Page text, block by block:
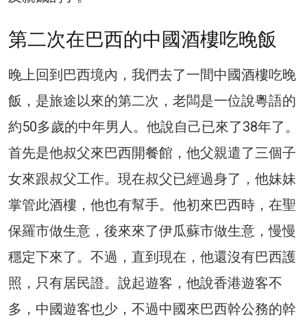
第二次在巴西的中國酒樓吃晚飯
晚上回到巴西境內，我們去了一間中國酒樓吃晚
飯，是旅途以來的第二次，老闆是一位說粵語的
約50多歲的中年男人。他說自己已來了38年了。
首先是他叔父來巴西開餐館，他父親遣了三個子
女來跟叔父工作。現在叔父已經過身了，他妹妹
掌管此酒樓，他也有幫手。他初來巴西時，在聖
保羅市做生意，後來來了伊瓜蘇市做生意，慢慢
穩定下來了。不過，直到現在，他還沒有巴西護
照，只有居民證。說起遊客，他說香港遊客不
多，中國遊客也少，不過中國來巴西幹公務的幹